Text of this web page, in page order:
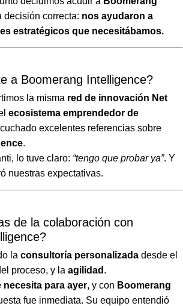
decisión correcta: nos ayudaron a
estratégicos que necesitábamos.
a Boomerang Intelligence?
la misma red de innovación Net
ecosistema emprendedor de
excelentes referencias sobre
.
lo tuve claro: “tengo que probar ya”. Y
nuestras expectativas.
de la colaboración con
la consultoría personalizada desde el
proceso, y la agilidad .
necesita para ayer, y con Boomerang
fue inmediata. Su equipo entendió